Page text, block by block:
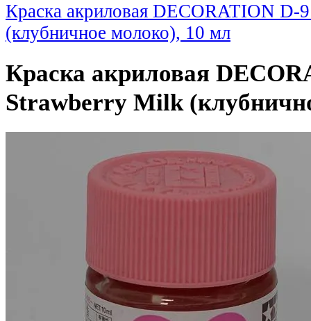
Краска акриловая DECORATION
(клубничное молоко), 10 мл
Краска акриловая
Strawberry Milk